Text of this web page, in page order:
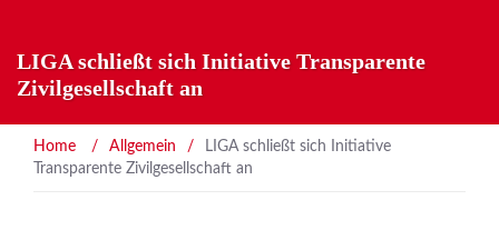
LIGA schließt sich Initiative Transparente
Zivilgesellschaft an
Home / Allgemein /
LIGA schließt sich Initiative
Transparente Zivilgesellschaft an